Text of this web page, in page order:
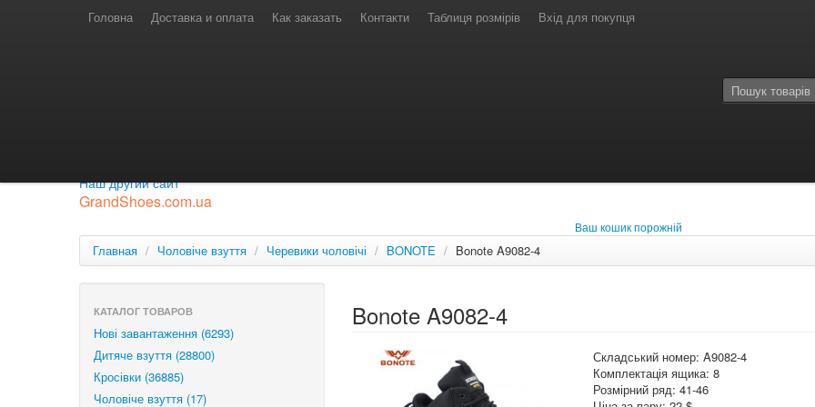
Головна Доставка и оплата Как заказать Контакти Таблиця розмірів Вхід для покупця
Лайф: (063) 527-76-88 МТС: (050) 967-41-33
Наш другий сайт
GrandShoes.com.ua
Ваш кошик порожній
Главная / Чоловіче взуття / Черевики чоловічі / BONOTE / Bonote A9082-4
КАТАЛОГ ТОВАРОВ
Нові завантаження (6293)
Дитяче взуття (28800)
Кросівки (36885)
Чоловіче взуття (17)
Bonote A9082-4
Складський номер: A9082-4
Комплектація ящика: 8
Розмірний ряд: 41-46